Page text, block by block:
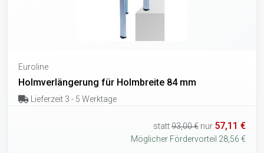
Euroline
Holmverlängerung für Holmbreite 84 mm
Lieferzeit 3 - 5 Werktage
statt93,00 € nur 57,11 €
Möglicher Fördervorteil 28,56 €